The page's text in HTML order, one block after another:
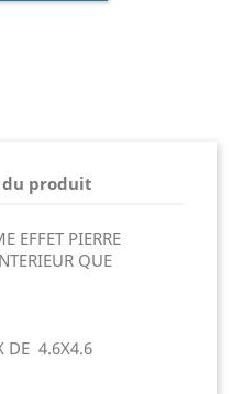
du produit
EFFET PIERRE
QUE
DE 4.6X4.6